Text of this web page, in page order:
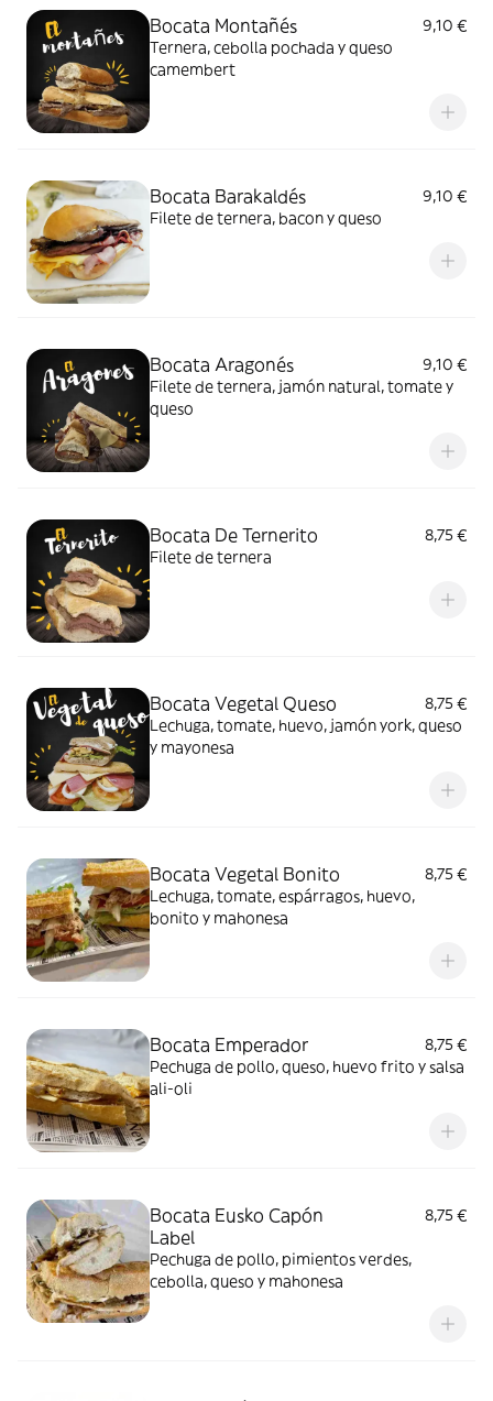
Bocata Montañés
9,10 €
Ternera, cebolla pochada y queso
camembert
Bocata Barakaldés
9,10 €
Filete de ternera, bacon y queso
Bocata Aragonés
9,10 €
Filete de ternera, jamón natural, tomate y
queso
Bocata De Ternerito
8,75 €
Filete de ternera
Bocata Vegetal Queso
8,75 €
Lechuga, tomate, huevo, jamón york, queso
y mayonesa
Bocata Vegetal Bonito
8,75 €
Lechuga, tomate, espárragos, huevo,
bonito y mahonesa
Bocata Emperador
8,75 €
Pechuga de pollo, queso, huevo frito y salsa
ali-oli
Bocata Eusko Capón
Label
8,75 €
Pechuga de pollo, pimientos verdes,
cebolla, queso y mahonesa